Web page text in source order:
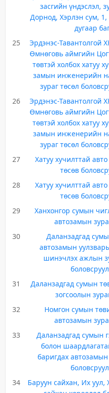
засгийн үндэслэл,
Дорнод, Хэрлэн сум, 1,
дугаар
25
Эрдэнэс-Тавантолгой
Өмнөговь аймгийн
төвтэй холбох хатуу
замын инженерийн
зураг төсөл
26
Эрдэнэс-Тавантолгой
Өмнөговь аймгийн
төвтэй холбох хатуу
замын инженерийн
зураг төсөл
27
Хатуу хучилттай
төсөв
28
Хатуу хучилттай
төсөв
29
Ханхонгор сумын
автозамын
30
Даланзадгад
автозамын
шинэчлэх ажлын
31
Даланзадгад сумын
зогсоолын
32
Номгон сумын
автозамын
33
Даланзадгад сумын
болон
баригдах автозамын
34
Баруун сайхан, Их уул,